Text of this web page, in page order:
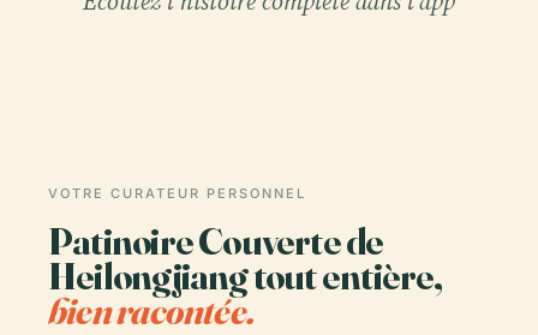
VOTRE CURATEUR PERSONNEL
Patinoire Couverte de
Heilongjiang tout entière,
bien racontée.